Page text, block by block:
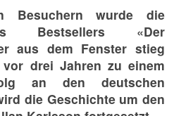
Besuchern wurde die
Bestsellers «Der
aus dem Fenster stieg
drei Jahren zu einem
an den deutschen
die Geschichte um den